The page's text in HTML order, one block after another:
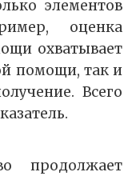
элементов
оценка
охватывает
помощи, так и
Всего
продолжает